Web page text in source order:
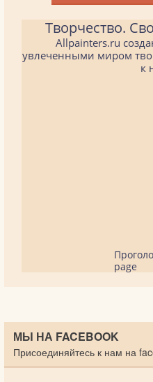
Творчество.
Allpainters.ru
увлеченными миром
к
page
МЫ НА FACEBOOK
Присоединяйтесь к нам на